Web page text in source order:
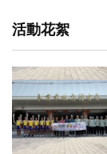
活動花絮